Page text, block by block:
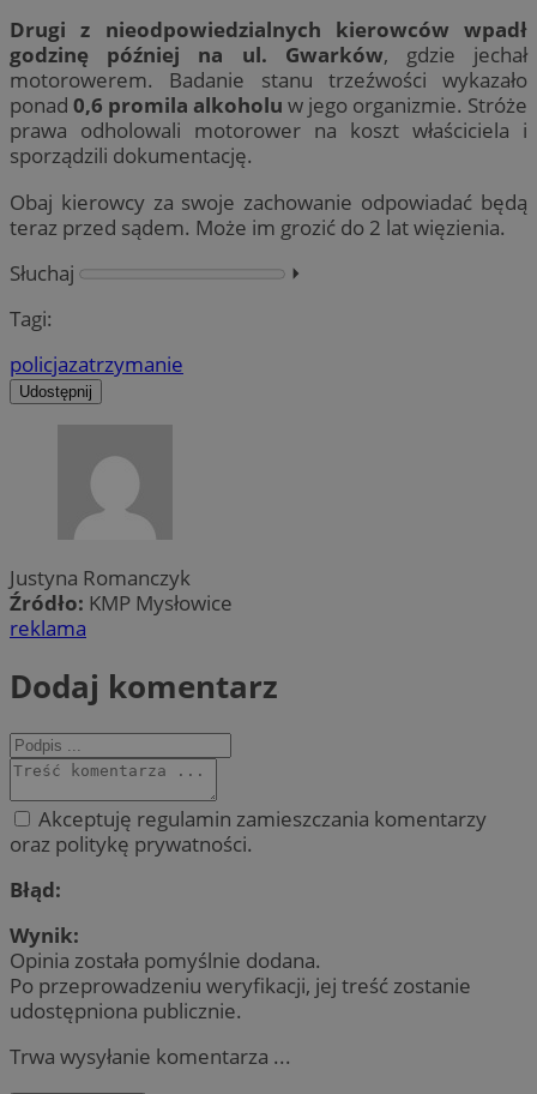
Drugi z nieodpowiedzialnych kierowców wpadł
godzinę później na ul. Gwarków, gdzie jechał
motorowerem. Badanie stanu trzeźwości wykazało
ponad 0,6 promila alkoholu w jego organizmie. Stróże
prawa odholowali motorower na koszt właściciela i
sporządzili dokumentację.
Obaj kierowcy za swoje zachowanie odpowiadać będą
teraz przed sądem. Może im grozić do 2 lat więzienia.
Słuchaj
⏵︎
Tagi:
policjazatrzymanie
Udostępnij
Justyna Romanczyk
Źródło: KMP Mysłowice
reklama
Dodaj komentarz
Akceptuję regulamin zamieszczania komentarzy
oraz politykę prywatności.
Błąd:
Wynik:
Opinia została pomyślnie dodana.
Po przeprowadzeniu weryfikacji, jej treść zostanie
udostępniona publicznie.
Trwa wysyłanie komentarza ...